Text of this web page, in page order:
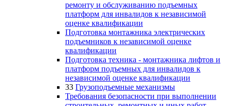
ремонту и обслуживанию подъемных
платформ для инвалидов к независимой
оценке квалификации
Подготовка монтажника электрических
подъемников к независимой оценке
квалификации
Подготовка техника - монтажника лифтов и
платформ подъемных для инвалидов к
независимой оценке квалификации
33 Грузоподъемные механизмы
Требования безопасности при выполнении